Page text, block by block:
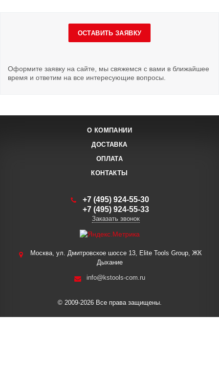
ОСТАВИТЬ ЗАЯВКУ
Оформите заявку на сайте, мы свяжемся с вами в ближайшее
время и ответим на все интересующие вопросы.
О КОМПАНИИ
ДОСТАВКА
ОПЛАТА
КОНТАКТЫ
+7 (495) 924-55-30
+7 (495) 924-55-33
Заказать звонок
Москва, ул. Дмитровское шоссе 13, Elite Tools Group, ЖК
Дыхание
info@kstools-com.ru
© 2009-2026 Все права защищены.